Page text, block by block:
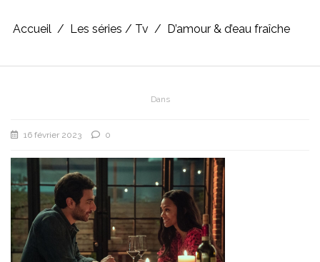
Accueil Les séries / Tv D’amour & d’eau fraîche
Dans
16 février 2023 0